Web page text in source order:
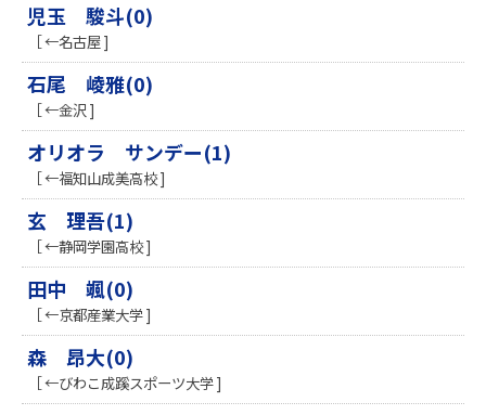
児玉 駿斗(0)
［ ←名古屋 ]
石尾 崚雅(0)
［ ←金沢 ]
オリオラ サンデー(1)
［ ←福知山成美高校 ]
玄 理吾(1)
［ ←静岡学園高校 ]
田中 颯(0)
［ ←京都産業大学 ]
森 昂大(0)
［ ←びわこ成蹊スポーツ大学 ]